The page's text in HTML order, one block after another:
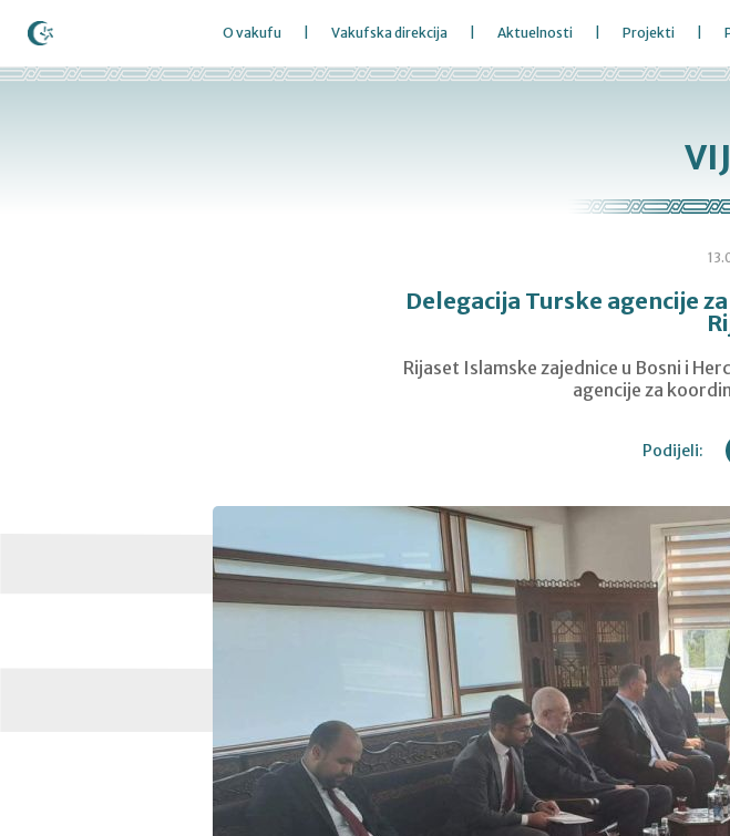
O vakufu Vakufska direkcija Aktuelnosti Projekti
Delegacija Turske agencije
Rijaset Islamske zajednice u Bosni i
agencije za
Podijeli: